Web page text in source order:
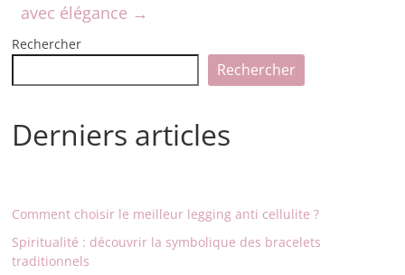
avec élégance →
Rechercher
Rechercher
Derniers articles
Comment choisir le meilleur legging anti cellulite ?
Spiritualité : découvrir la symbolique des bracelets
traditionnels